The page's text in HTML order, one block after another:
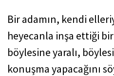
Bir adamın, kendi
heyecanla inşa ettiği
böylesine yaralı,
konuşma yapacağını